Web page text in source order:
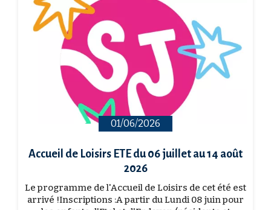
01/06/2026
Accueil de Loisirs ETE du 06 juillet au 14 août
2026
Le programme de l'Accueil de Loisirs de cet été est
arrivé !Inscriptions :A partir du Lundi 08 juin pour